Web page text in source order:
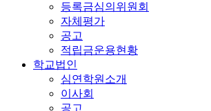
등록금심의위원회
자체평가
공고
적립금운용현황
학교법인
심연학원소개
이사회
공고